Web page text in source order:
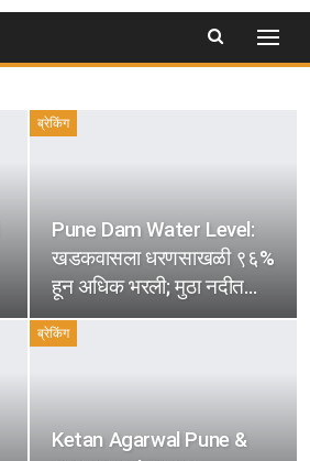
ब्रेकिंग
Pune Dam Water Level:
खडकवासला धरणसाखळी ९६%
हून अधिक भरली; मुठा नदीत…
ब्रेकिंग
Ketan Agarwal Pune &